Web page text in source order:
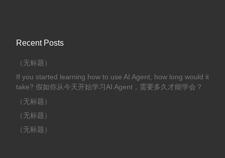
Recent Posts
（无标题）
If you started learning how to use AI Agent, how long would it
take? 假如你从今天开始学习AI Agent，需要多久才能学会？
（无标题）
（无标题）
（无标题）